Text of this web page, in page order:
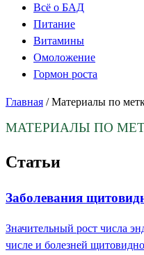
Всё о БАД
Питание
Витамины
Омоложение
Гормон роста
Главная / Материалы по
МАТЕРИАЛЫ ПО
Статьи
Заболевания
Значительный рост числа
числе и болезней